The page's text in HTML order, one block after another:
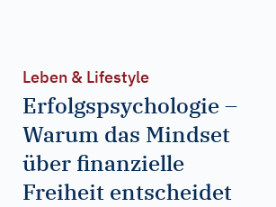
Leben & Lifestyle
Erfolgspsychologie –
Warum das Mindset
über finanzielle
Freiheit entscheidet